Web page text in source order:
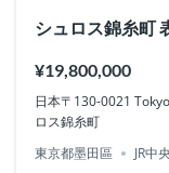
シュロス錦糸町
¥19,800,000
日本〒130-0021
ロス錦糸町
東京都墨田區
JR中